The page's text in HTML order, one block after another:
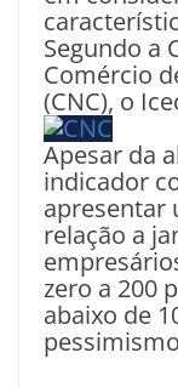
Segundo a
Comércio
(CNC), o
Apesar da
indicador
apresentar
relação a
zero a 200
abaixo de